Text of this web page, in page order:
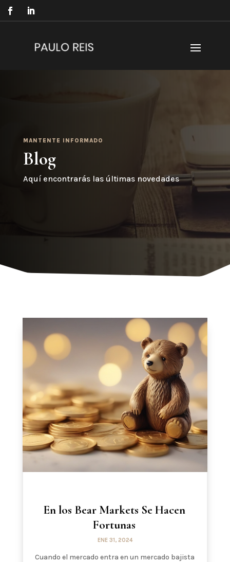
MANTENTE INFORMADO
Blog
Aquí encontrarás las últimas novedades
En los Bear Markets Se Hacen
Fortunas
ENE 31, 2024
Cuando el mercado entra en un mercado bajista